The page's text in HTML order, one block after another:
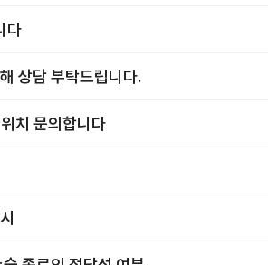
다
상담 부탁드립니다.
치 문의합니다